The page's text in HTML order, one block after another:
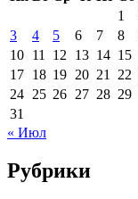
1
3
4 5 6 7 8
10 11 12 13 14 15
17 18 19 20 21 22
24 25 26 27 28 29
31
« Июл
Рубрики